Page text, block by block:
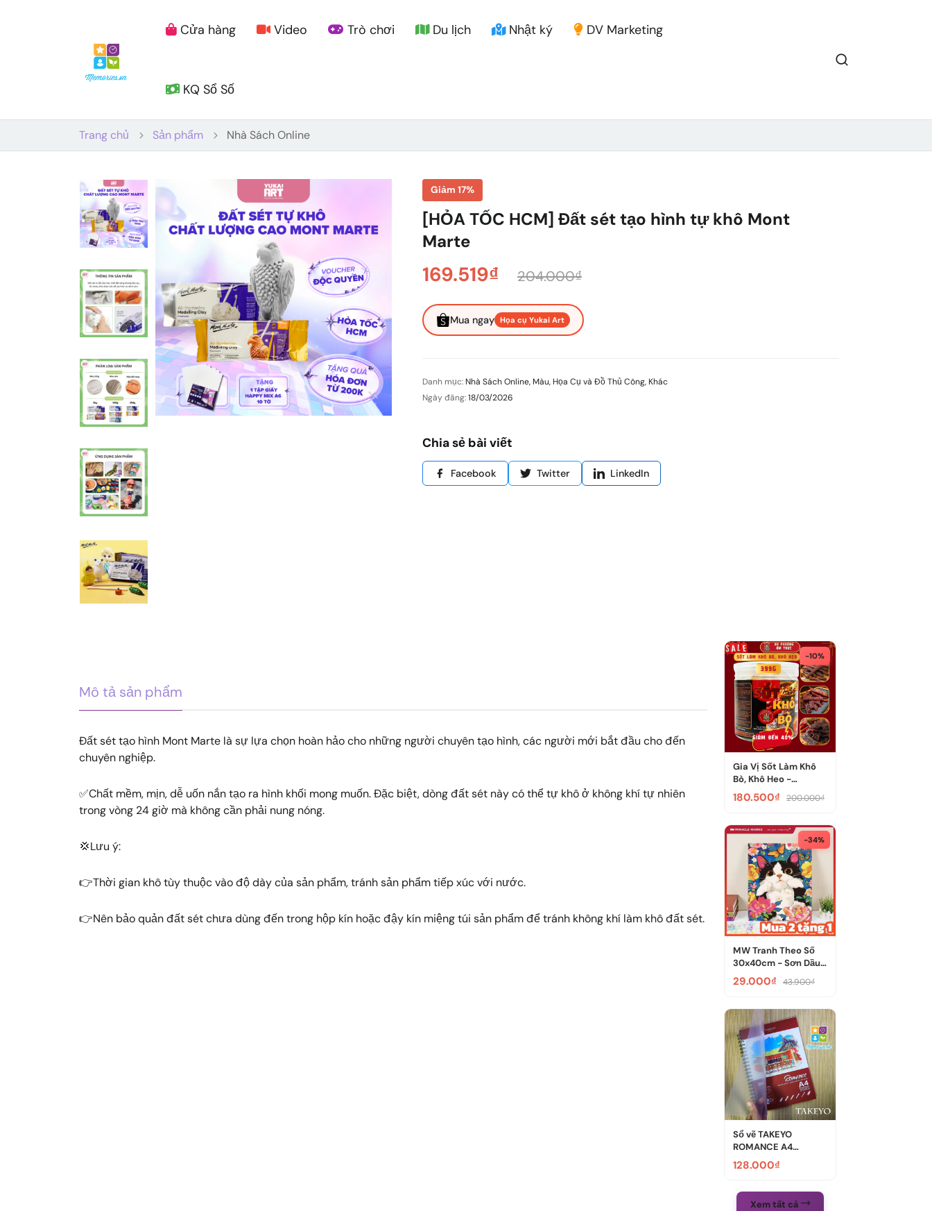
Cửa hàng Video Trò chơi Du lịch Nhật ký DV Marketing
KQ Sổ Số
Trang chủ Sản phẩm Nhà Sách Online
Giảm 17%
[HỎA TỐC HCM] Đất sét tạo hình tự khô Mont
Marte
169.519₫ 204.000₫
Mua ngay Họa cụ Yukai Art
Danh mục: Nhà Sách Online, Màu, Họa Cụ và Đồ Thủ Công, Khác
Ngày đăng:18/03/2026
Chia sẻ bài viết
Facebook Twitter LinkedIn
Mô tả sản phẩm
Đất sét tạo hình Mont Marte là sự lựa chọn hoàn hảo cho những người chuyên tạo hình, các người mới bắt đầu cho đến
chuyên nghiệp.
✅Chất mềm, mịn, dễ uốn nắn tạo ra hình khối mong muốn. Đặc biệt, dòng đất sét này có thể tự khô ở không khí tự nhiên
trong vòng 24 giờ mà không cần phải nung nóng.
💢Lưu ý:
👉Thời gian khô tùy thuộc vào độ dày của sản phẩm, tránh sản phẩm tiếp xúc với nước.
👉Nên bảo quản đất sét chưa dùng đến trong hộp kín hoặc đậy kín miệng túi sản phẩm để tránh không khí làm khô đất sét.
-10%
Gia Vị Sốt Làm Khô
Bò, Khô Heo -
Thương Hiệu...
180.500₫ 200.000₫
-34%
MW Tranh Theo Số
30x40cm - Sơn Dầu
Canvas - T...
29.000₫ 43.900₫
Sổ vẽ TAKEYO
ROMANCE A4
300gsm, 200gsm
màu nư...
128.000₫
Xem tất cả